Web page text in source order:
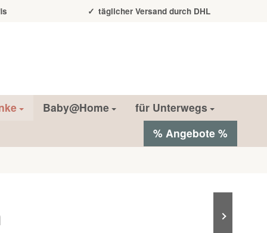
täglicher Versand durch DHL
Baby@Home
für Unterwegs
% Angebote %